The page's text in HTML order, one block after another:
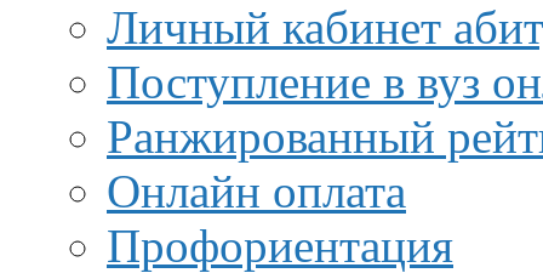
Личный кабинет
Поступление в вуз
Ранжированный
Онлайн оплата
Профориентация